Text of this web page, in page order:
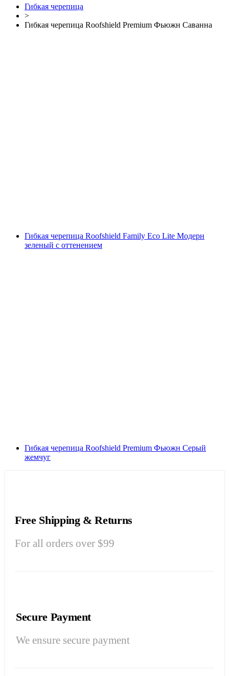
Гибкая черепица
>
Гибкая черепица Roofshield Premium Фьюжн Саванна
Гибкая черепица Roofshield Family Eco Lite Модерн
зеленый с оттенением
Гибкая черепица Roofshield Premium Фьюжн Серый
жемчуг
Free Shipping & Returns
For all orders over $99
Secure Payment
We ensure secure payment